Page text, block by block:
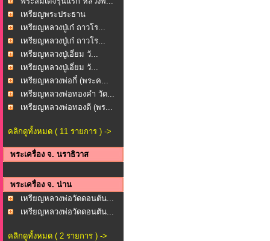
เหรียญพระประธาน
พระพุทธ...
เหรียญหลวงปู่เก๋ ถาวโร...
เหรียญหลวงปู่เก๋ ถาวโร...
เหรียญหลวงปู่เอี่ยม วั...
เหรียญหลวงปู่เอี่ยม วั...
เหรียญหลวงพ่อกี๋ (พระค...
เหรียญหลวงพ่อทองคำ วัด...
เหรียญหลวงพ่อทองดี (พร...
คลิกดูทั้งหมด ( 11 รายการ ) ->
พระเครื่อง จ. นราธิวาส
พระเครื่อง จ. น่าน
เหรียญหลวงพ่อวัดดอนตัน...
เหรียญหลวงพ่อวัดดอนตัน...
คลิกดูทั้งหมด ( 2 รายการ ) ->